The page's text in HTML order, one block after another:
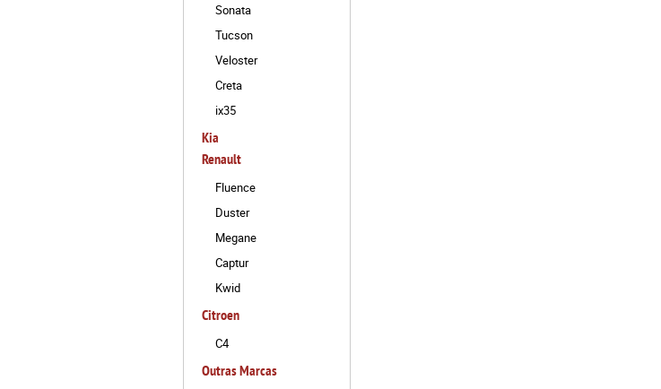
Sonata
Tucson
Veloster
Creta
ix35
Kia
Renault
Fluence
Duster
Megane
Captur
Kwid
Citroen
C4
Outras Marcas